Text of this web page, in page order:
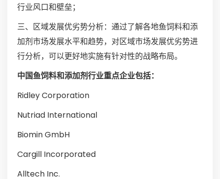
行业风口和壁垒；
三、区域发展优劣势分析：通过了解各地鱼饲料和添
加剂市场发展水平和趋势，对区域市场发展优劣势进
行分析，可以更好地实施有针对性的战略布局。
中国鱼饲料和添加剂行业重点企业包括：
Ridley Corporation
Nutriad International
Biomin GmbH
Cargill Incorporated
Alltech Inc.